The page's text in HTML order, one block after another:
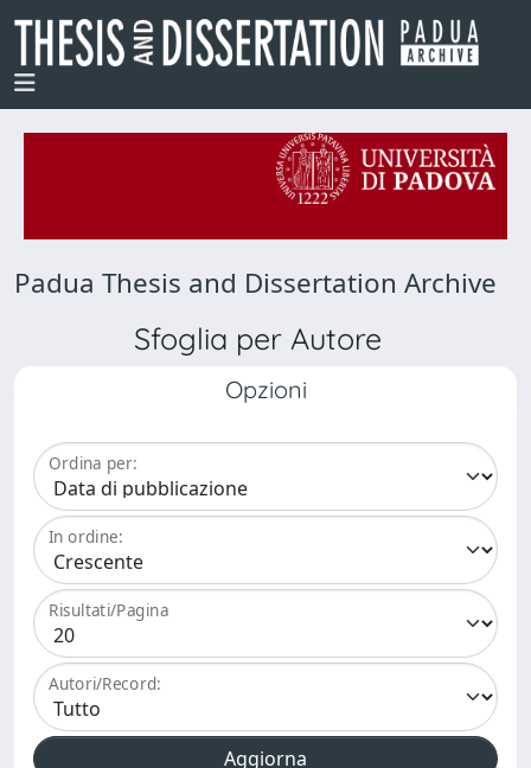
Padua Thesis and Dissertation Archive
Sfoglia per Autore
Opzioni
Ordina per:
In ordine:
Risultati/Pagina
Autori/Record: